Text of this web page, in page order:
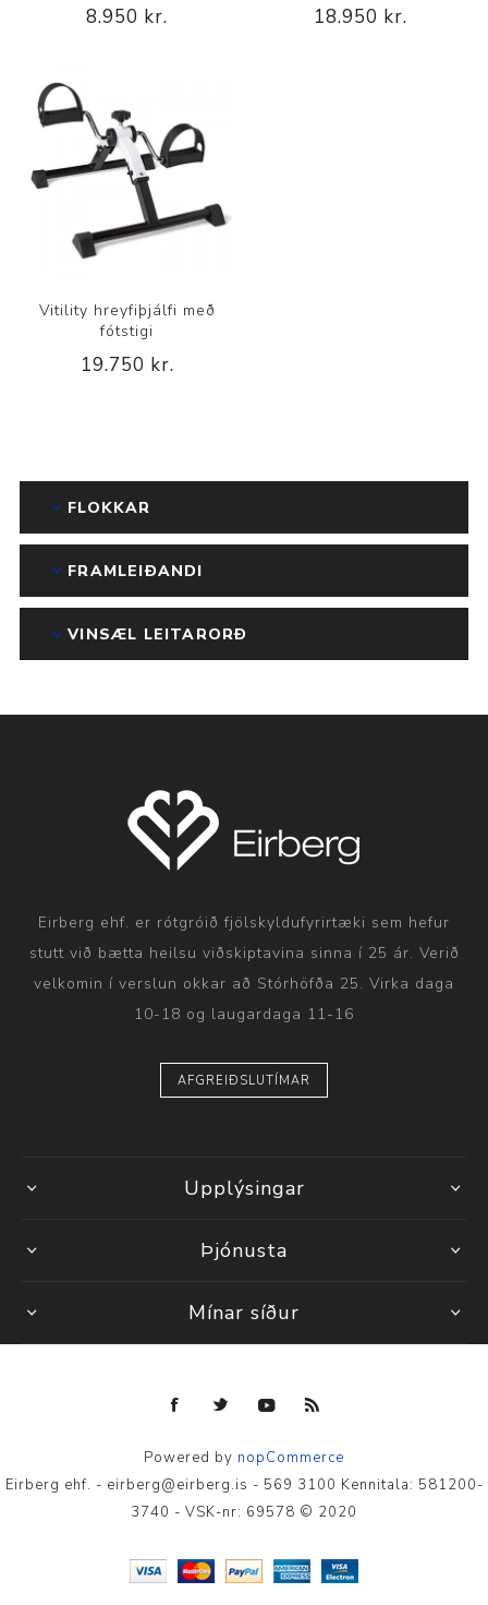
8.950 kr. 18.950 kr.
Vitility hreyfiþjálfi með
fótstigi
19.750 kr.
FLOKKAR
FRAMLEIÐANDI
VINSÆL LEITARORÐ
Eirberg ehf. er rótgróið fjölskyldufyrirtæki sem hefur
stutt við bætta heilsu viðskiptavina sinna í 25 ár. Verið
velkomin í verslun okkar að Stórhöfða 25. Virka daga
10-18 og laugardaga 11-16
AFGREIÐSLUTÍMAR
Upplýsingar
Þjónusta
Mínar síður
Powered by nopCommerce
Eirberg ehf. - eirberg@eirberg.is - 569 3100 Kennitala: 581200-
3740 - VSK-nr: 69578 © 2020